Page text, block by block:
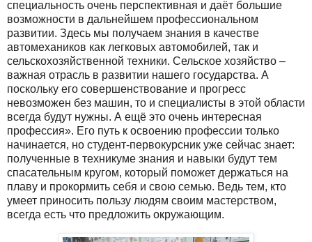
специальность очень перспективная и даёт большие
возможности в дальнейшем профессиональном
развитии. Здесь мы получаем знания в качестве
автомехаников как легковых автомобилей, так и
сельскохозяйственной техники. Сельское хозяйство –
важная отрасль в развитии нашего государства. А
поскольку его совершенствование и прогресс
невозможен без машин, то и специалисты в этой области
всегда будут нужны. А ещё это очень интересная
профессия». Его путь к освоению профессии только
начинается, но студент-первокурсник уже сейчас знает:
полученные в техникуме знания и навыки будут тем
спасательным кругом, который поможет держаться на
плаву и прокормить себя и свою семью. Ведь тем, кто
умеет приносить пользу людям своим мастерством,
всегда есть что предложить окружающим.